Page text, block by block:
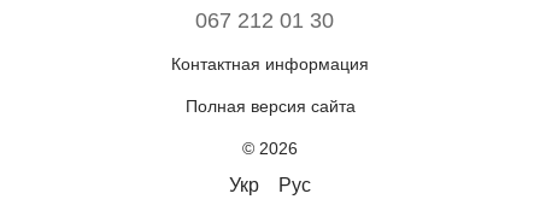
067 212 01 30
Контактная информация
Полная версия сайта
© 2026
Укр Рус